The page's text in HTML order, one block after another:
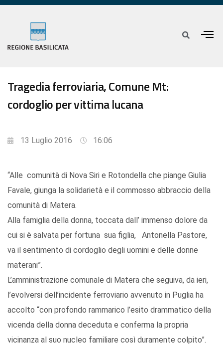
Tragedia ferroviaria, Comune Mt:
cordoglio per vittima lucana
13 Luglio 2016 16:06
“Alle comunità di Nova Siri e Rotondella che piange Giulia
Favale, giunga la solidarietà e il commosso abbraccio della
comunità di Matera.
Alla famiglia della donna, toccata dall’ immenso dolore da
cui si è salvata per fortuna sua figlia, Antonella Pastore,
va il sentimento di cordoglio degli uomini e delle donne
materani”.
L’amministrazione comunale di Matera che seguiva, da ieri,
l’evolversi dell’incidente ferroviario avvenuto in Puglia ha
accolto “con profondo rammarico l’esito drammatico della
vicenda della donna deceduta e conferma la propria
vicinanza al suo nucleo familiare così duramente colpito”.